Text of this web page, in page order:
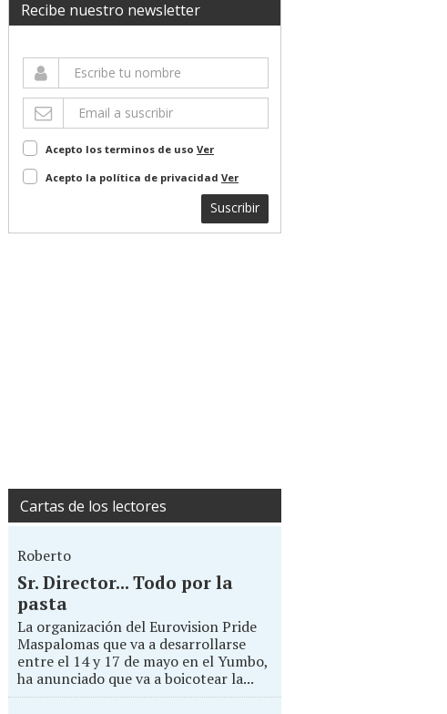
Recibe nuestro newsletter
Acepto los terminos de uso Ver
Acepto la política de privacidad Ver
Suscribir
Cartas de los lectores
Roberto
Sr. Director... Todo por la
pasta
La organización del Eurovision Pride
Maspalomas que va a desarrollarse
entre el 14 y 17 de mayo en el Yumbo,
ha anunciado que va a boicotear la...